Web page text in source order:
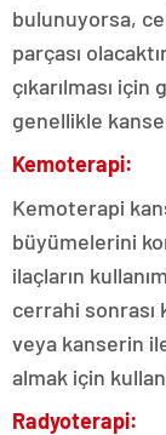
bulunuyorsa,
parçası
çıkarılması
genellikle
Kemoterapi:
Kemoterapi
büyümelerini
ilaçların
cerrahi
veya kanserin
almak için
Radyoterapi: